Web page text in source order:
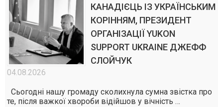
КАНАДІЄЦЬ ІЗ УКРАЇНСЬКИМ
КОРІННЯМ, ПРЕЗИДЕНТ
ОРГАНІЗАЦІЇ YUKON
SUPPORT UKRAINE ДЖЕФФ
СЛОЙЧУК
04.08.2026
Сьогодні нашу громаду сколихнула сумна звістка про
те, після важкої хвороби відійшов у вічність …